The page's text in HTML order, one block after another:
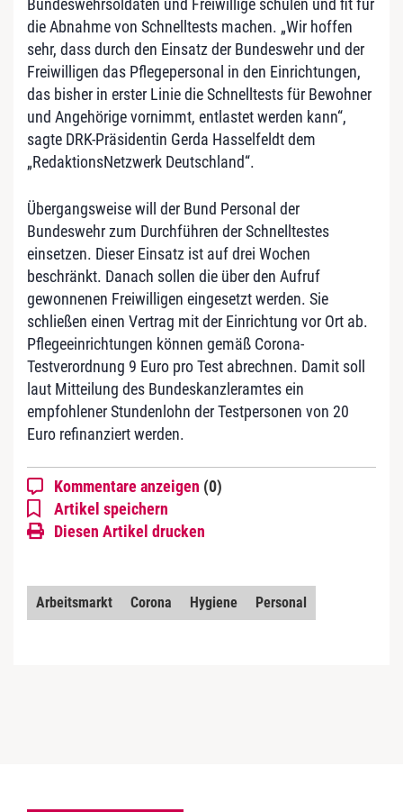
Bundeswehrsoldaten und Freiwillige schulen und fit für
die Abnahme von Schnelltests machen. „Wir hoffen
sehr, dass durch den Einsatz der Bundeswehr und der
Freiwilligen das Pflegepersonal in den Einrichtungen,
das bisher in erster Linie die Schnelltests für Bewohner
und Angehörige vornimmt, entlastet werden kann“,
sagte DRK-Präsidentin Gerda Hasselfeldt dem
„RedaktionsNetzwerk Deutschland“.
Übergangsweise will der Bund Personal der
Bundeswehr zum Durchführen der Schnelltestes
einsetzen. Dieser Einsatz ist auf drei Wochen
beschränkt. Danach sollen die über den Aufruf
gewonnenen Freiwilligen eingesetzt werden. Sie
schließen einen Vertrag mit der Einrichtung vor Ort ab.
Pflegeeinrichtungen können gemäß Corona-
Testverordnung 9 Euro pro Test abrechnen. Damit soll
laut Mitteilung des Bundeskanzleramtes ein
empfohlener Stundenlohn der Testpersonen von 20
Euro refinanziert werden.
Kommentare anzeigen (0)
Artikel speichern
Diesen Artikel drucken
Arbeitsmarkt Corona Hygiene Personal